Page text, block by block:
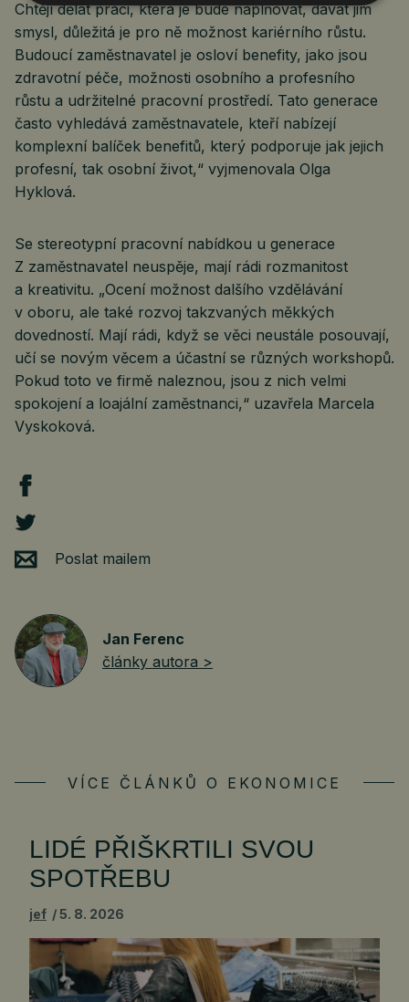
Chtějí dělat práci, která je bude naplňovat, dávat jim
smysl, důležitá je pro ně možnost kariérního růstu.
Budoucí zaměstnavatel je osloví benefity, jako jsou
zdravotní péče, možnosti osobního a profesního
růstu a udržitelné pracovní prostředí. Tato generace
často vyhledává zaměstnavatele, kteří nabízejí
komplexní balíček benefitů, který podporuje jak jejich
profesní, tak osobní život,“ vyjmenovala Olga
Hyklová.
Se stereotypní pracovní nabídkou u generace
Z zaměstnavatel neuspěje, mají rádi rozmanitost
a kreativitu. „Ocení možnost dalšího vzdělávání
v oboru, ale také rozvoj takzvaných měkkých
dovedností. Mají rádi, když se věci neustále posouvají,
učí se novým věcem a účastní se různých workshopů.
Pokud toto ve firmě naleznou, jsou z nich velmi
spokojení a loajální zaměstnanci,“ uzavřela Marcela
Vyskoková.
Poslat mailem
Jan Ferenc
články autora >
VÍCE ČLÁNKŮ O EKONOMICE
LIDÉ PŘIŠKRTILI SVOU
SPOTŘEBU
jef 5. 8. 2026